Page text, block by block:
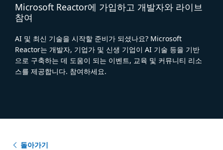
Microsoft Reactor에 가입하고 개발자와 라이브
참여
AI 및 최신 기술을 시작할 준비가 되셨나요? Microsoft
Reactor는 개발자, 기업가 및 신생 기업이 AI 기술 등을 기반
으로 구축하는 데 도움이 되는 이벤트, 교육 및 커뮤니티 리소
스를 제공합니다. 참여하세요.
돌아가기